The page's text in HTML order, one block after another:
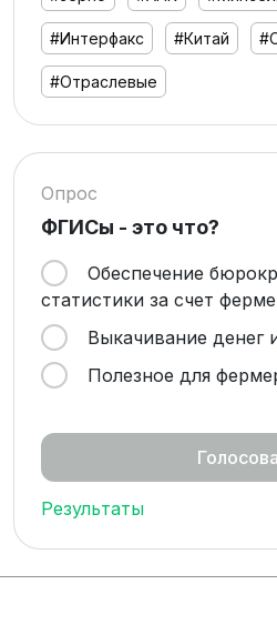
#Интерфакс #Китай
#Отраслевые
Опрос
ФГИСы - это что?
Обеспечение
статистики за счет
Выкачивание денег
Полезное для
Результаты